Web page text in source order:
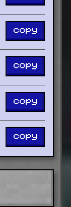
copy
copy
copy
copy